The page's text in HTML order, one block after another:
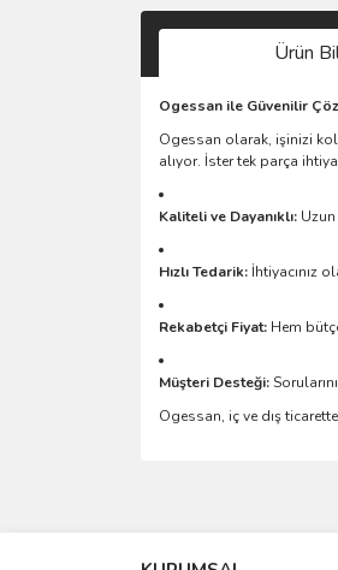
Ürün
Ogessan ile Güvenilir
Ogessan olarak, işinizi
alıyor. İster tek parça
Kaliteli ve Dayanıklı:
Hızlı Tedarik: İhtiyacınız
Rekabetçi Fiyat: Hem
Müşteri Desteği:
Ogessan, iç ve dış